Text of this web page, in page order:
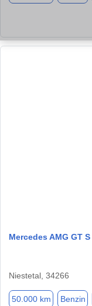
Mercedes AMG GT S
Niestetal, 34266
50.000 km Benzin